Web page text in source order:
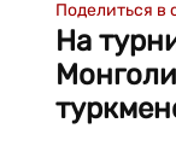
Поделиться в
На